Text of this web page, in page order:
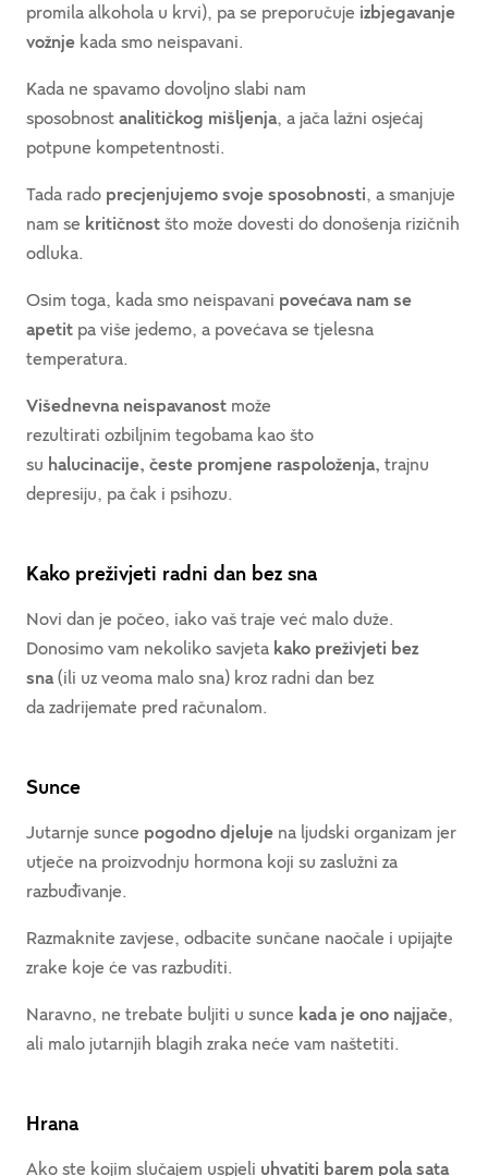
promila alkohola u krvi), pa se preporučuje izbjegavanje
vožnje kada smo neispavani.
Kada ne spavamo dovoljno slabi nam
sposobnost analitičkog mišljenja, a jača lažni osjećaj
potpune kompetentnosti.
Tada rado precjenjujemo svoje sposobnosti, a smanjuje
nam se kritičnost što može dovesti do donošenja rizičnih
odluka.
Osim toga, kada smo neispavani povećava nam se
apetit pa više jedemo, a povećava se tjelesna
temperatura.
Višednevna neispavanost može
rezultirati ozbiljnim tegobama kao što
su halucinacije, česte promjene raspoloženja, trajnu
depresiju, pa čak i psihozu.
Kako preživjeti radni dan bez sna
Novi dan je počeo, iako vaš traje već malo duže.
Donosimo vam nekoliko savjeta kako preživjeti bez
sna (ili uz veoma malo sna) kroz radni dan bez
da zadrijemate pred računalom.
Sunce
Jutarnje sunce pogodno djeluje na ljudski organizam jer
utječe na proizvodnju hormona koji su zaslužni za
razbuđivanje.
Razmaknite zavjese, odbacite sunčane naočale i upijajte
zrake koje će vas razbuditi.
Naravno, ne trebate buljiti u sunce kada je ono najjače,
ali malo jutarnjih blagih zraka neće vam naštetiti.
Hrana
Ako ste kojim slučajem uspjeli uhvatiti barem pola sata